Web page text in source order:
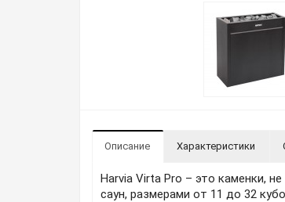
Описание Характеристики
Harvia Virta Pro – это каменки,
саун, размерами от 11 до 32